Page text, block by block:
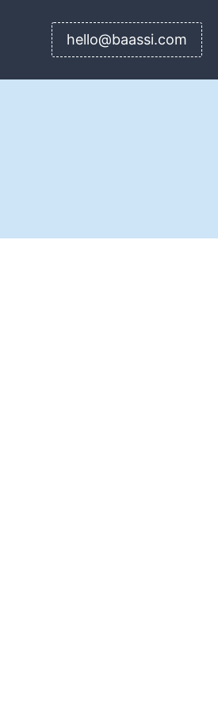
hello@baassi.com